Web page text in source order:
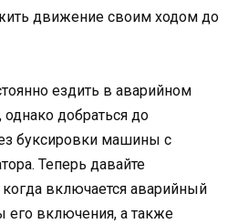
движение своим ходом до
ездить в аварийном
добраться до
буксировки машины с
Теперь давайте
включается аварийный
включения, а также